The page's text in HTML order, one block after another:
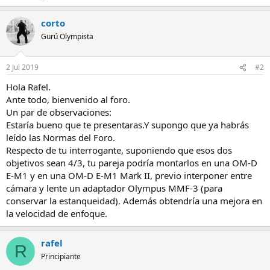
corto
Gurú Olympista
2 Jul 2019 #2
Hola Rafel.
Ante todo, bienvenido al foro.
Un par de observaciones:
Estaría bueno que te presentaras.Y supongo que ya habrás
leído las Normas del Foro.
Respecto de tu interrogante, suponiendo que esos dos
objetivos sean 4/3, tu pareja podría montarlos en una OM-D
E-M1 y en una OM-D E-M1 Mark II, previo interponer entre
cámara y lente un adaptador Olympus MMF-3 (para
conservar la estanqueidad). Además obtendría una mejora en
la velocidad de enfoque.
R rafel
Principiante